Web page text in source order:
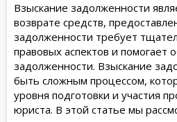
Взыскание задолженности
возврате средств,
задолженности требует
правовых аспектов и помогает
задолженности. Взыскание
быть сложным процессом,
уровня подготовки и участия
юриста. В этой статье мы